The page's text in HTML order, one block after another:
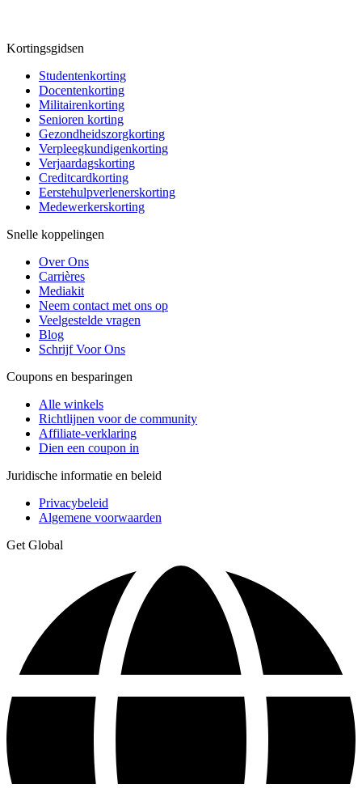
Kortingsgidsen
Studentenkorting
Docentenkorting
Militairenkorting
Senioren korting
Gezondheidszorgkorting
Verpleegkundigenkorting
Verjaardagskorting
Creditcardkorting
Eerstehulpverlenerskorting
Medewerkerskorting
Snelle koppelingen
Over Ons
Carrières
Mediakit
Neem contact met ons op
Veelgestelde vragen
Blog
Schrijf Voor Ons
Coupons en besparingen
Alle winkels
Richtlijnen voor de community
Affiliate-verklaring
Dien een coupon in
Juridische informatie en beleid
Privacybeleid
Algemene voorwaarden
Get Global